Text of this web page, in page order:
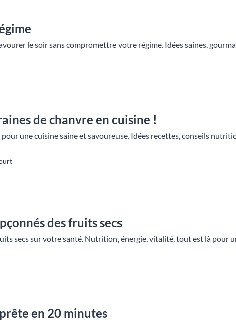
le soir sans compromettre votre régime. Idées saines,
de chanvre en cuisine !
une cuisine saine et savoureuse. Idées recettes, conseils
des fruits secs
secs sur votre santé. Nutrition, énergie, vitalité, tout est là pour
en 20 minutes